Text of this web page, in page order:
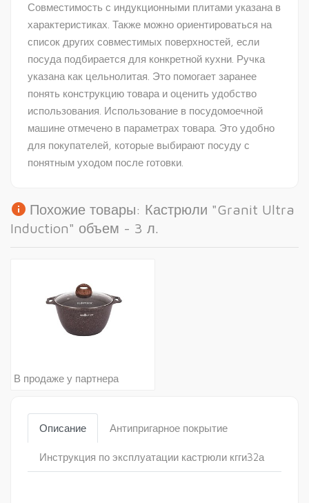
Совместимость с индукционными плитами указана в
характеристиках. Также можно ориентироваться на
список других совместимых поверхностей, если
посуда подбирается для конкретной кухни. Ручка
указана как цельнолитая. Это помогает заранее
понять конструкцию товара и оценить удобство
использования. Использование в посудомоечной
машине отмечено в параметрах товара. Это удобно
для покупателей, которые выбирают посуду с
понятным уходом после готовки.
info Похожие товары: Кастрюли "Granit Ultra
Induction" объем - 3 л.
В продаже у партнера
Описание Антипригарное покрытие
Инструкция по эксплуатации кастрюли кгги32а